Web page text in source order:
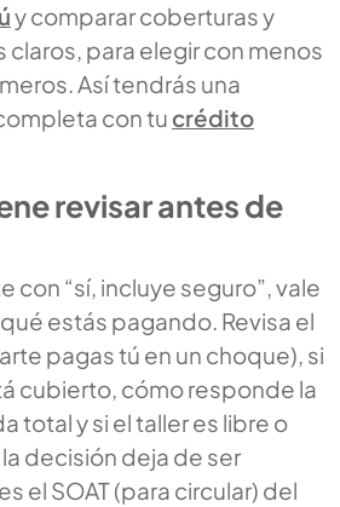
y comparar coberturas y
para elegir con menos
Así tendrás una
con tu crédito
revisar antes de
con “sí, incluye seguro”, vale
estás pagando. Revisa el
pagas tú en un choque), si
cubierto, cómo responde la
total y si el taller es libre o
decisión deja de ser
el SOAT (para circular) del